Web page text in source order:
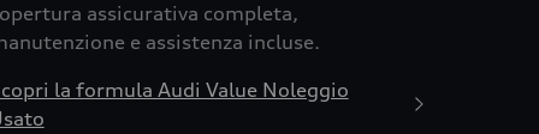
assicurativa completa,
e assistenza incluse.
la formula Audi Value Noleggio